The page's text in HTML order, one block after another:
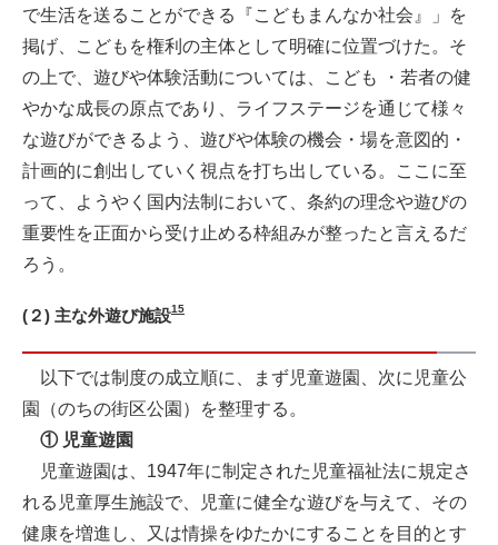
で生活を送ることができる『こどもまんなか社会』」を
掲げ、こどもを権利の主体として明確に位置づけた。そ
の上で、遊びや体験活動については、こども ・若者の健
やかな成長の原点であり、ライフステージを通じて様々
な遊びができるよう、遊びや体験の機会・場を意図的・
計画的に創出していく視点を打ち出している。ここに至
って、ようやく国内法制において、条約の理念や遊びの
重要性を正面から受け止める枠組みが整ったと言えるだ
ろう。
(２) 主な外遊び施設15
以下では制度の成立順に、まず児童遊園、次に児童公
園（のちの街区公園）を整理する。
① 児童遊園
児童遊園は、1947年に制定された児童福祉法に規定さ
れる児童厚生施設で、児童に健全な遊びを与えて、その
健康を増進し、又は情操をゆたかにすることを目的とす